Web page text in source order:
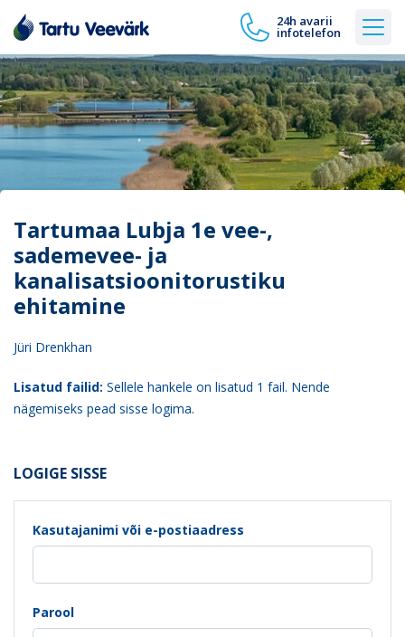
24h avarii
infotelefon
Tartumaa Lubja 1e vee-,
sademevee- ja
kanalisatsioonitorustiku
ehitamine
Jüri Drenkhan
Lisatud failid: Sellele hankele on lisatud 1 fail. Nende
nägemiseks pead sisse logima.
LOGIGE SISSE
Kasutajanimi või e-postiaadress
Parool